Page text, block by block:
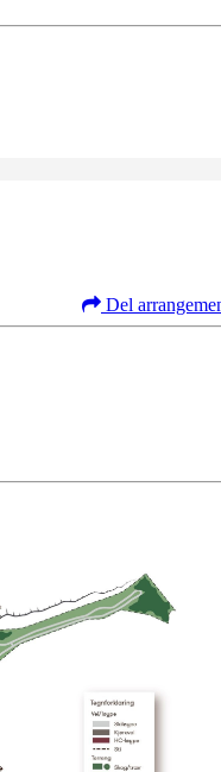
Del